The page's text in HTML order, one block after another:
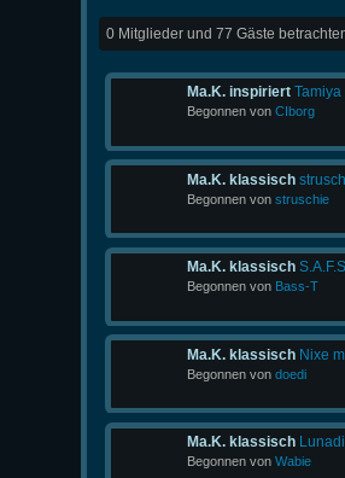
0 Mitglieder und 77 Gäste
Ma.K. inspiriert
Begonnen von CIborg
Ma.K. klassisch
Begonnen von struschie
Ma.K. klassisch
Begonnen von Bass-T
Ma.K. klassisch Nixe
Begonnen von doedi
Ma.K. klassisch
Begonnen von Wabie